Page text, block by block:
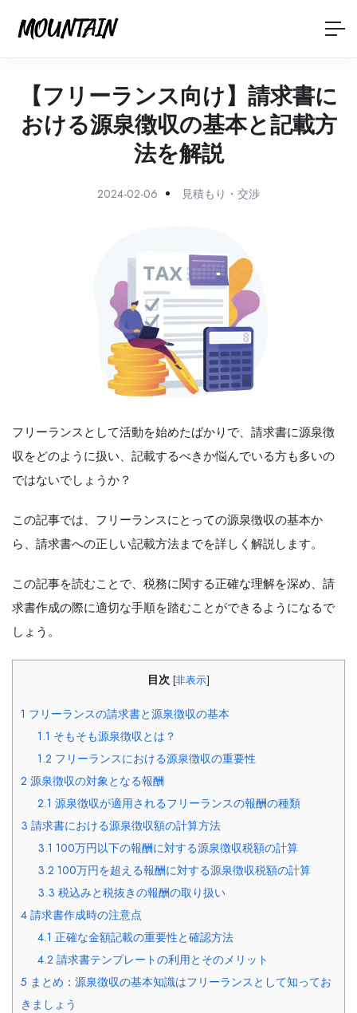
【フリーランス向け】請求書に
おける源泉徴収の基本と記載方
法を解説
2024-02-06 見積もり・交渉
フリーランスとして活動を始めたばかりで、請求書に源泉徴
収をどのように扱い、記載するべきか悩んでいる方も多いの
ではないでしょうか？
この記事では、フリーランスにとっての源泉徴収の基本か
ら、請求書への正しい記載方法までを詳しく解説します。
この記事を読むことで、税務に関する正確な理解を深め、請
求書作成の際に適切な手順を踏むことができるようになるで
しょう。
目次 [非表示]
1 フリーランスの請求書と源泉徴収の基本
1.1 そもそも源泉徴収とは？
1.2 フリーランスにおける源泉徴収の重要性
2 源泉徴収の対象となる報酬
2.1 源泉徴収が適用されるフリーランスの報酬の種類
3 請求書における源泉徴収額の計算方法
3.1 100万円以下の報酬に対する源泉徴収税額の計算
3.2 100万円を超える報酬に対する源泉徴収税額の計算
3.3 税込みと税抜きの報酬の取り扱い
4 請求書作成時の注意点
4.1 正確な金額記載の重要性と確認方法
4.2 請求書テンプレートの利用とそのメリット
5 まとめ：源泉徴収の基本知識はフリーランスとして知ってお
きましょう